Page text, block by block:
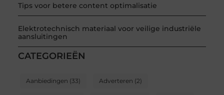
Tips voor betere content optimalisatie
Elektrotechnisch materiaal voor veilige industriële
aansluitingen
CATEGORIEËN
Aanbiedingen (33) Adverteren (2)